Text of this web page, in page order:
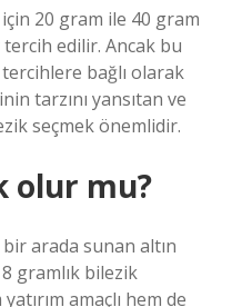
20 gram ile 40 gram
tercih edilir. Ancak bu
bağlı olarak
tarzını yansıtan ve
seçmek önemlidir.
olur mu?
arada sunan altın
gramlık bilezik
amaçlı hem de